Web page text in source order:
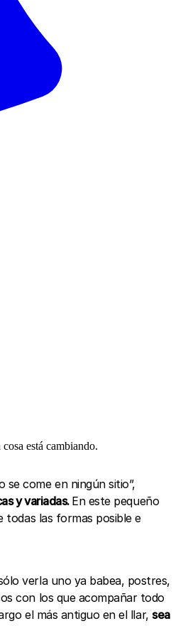
está cambiando.
come en ningún sitio”,
y variadas. En este pequeño
todas las formas posible e
verla uno ya babea, postres,
con los que acompañar todo
el más antiguo en el llar,sea